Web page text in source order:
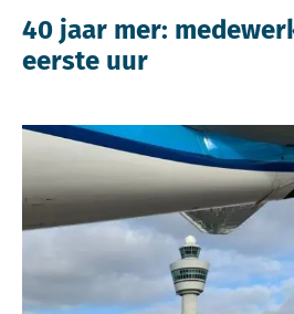
40 jaar mer:
eerste uur
Lees meer over Technische